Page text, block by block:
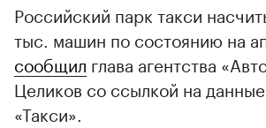
Российский парк такси
тыс. машин по состоянию на
сообщил глава агентства
Целиков со ссылкой на
«Такси».